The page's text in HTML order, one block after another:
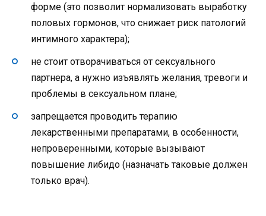
форме (это позволит нормализовать выработку
половых гормонов, что снижает риск патологий
интимного характера);
не стоит отворачиваться от сексуального
партнера, а нужно изъявлять желания, тревоги и
проблемы в сексуальном плане;
запрещается проводить терапию
лекарственными препаратами, в особенности,
непроверенными, которые вызывают
повышение либидо (назначать таковые должен
только врач).